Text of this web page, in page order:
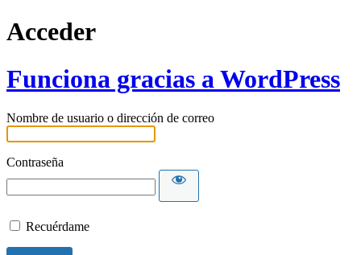
Acceder
Funciona gracias a WordPress
Nombre de usuario o dirección de correo
Contraseña
Recuérdame